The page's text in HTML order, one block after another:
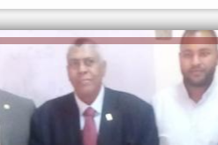
الكاتبة إلهام شرشر تهنئ الرئيس
السيسي بعيد ميلاده وتُشيد بجهوده